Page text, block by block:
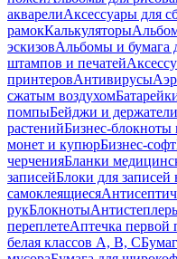
акварелиАксессуары для
рамокКалькуляторы
эскизовАльбомы и бумага
штампов и печатей
принтеровАнтивирусы
сжатым воздухом
помпыБейджи и
растенийБизнес-блокноты
монет и купюрБизнес-софт
черченияБланки
записейБлоки для записей
самоклеящиеся
рукБлокноты
переплетеАптечка первой
белая классов А, В, С